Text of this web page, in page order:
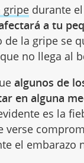
gripe durante
a tu
la gripe se
no llega al
algunos de
en alguna
es la
el embarazo